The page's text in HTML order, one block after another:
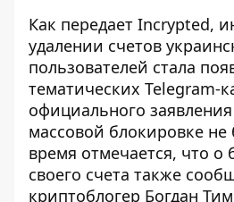
Как передает Incrypted,
удалении счетов
пользователей стала
тематических Telegram-
официального
массовой блокировке
время отмечается, что о
своего счета также
криптоблогер Богдан